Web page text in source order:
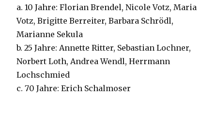
a. 10 Jahre: Florian Brendel, Nicole Votz, Maria
Votz, Brigitte Berreiter, Barbara Schrödl,
Marianne Sekula
b. 25 Jahre: Annette Ritter, Sebastian Lochner,
Norbert Loth, Andrea Wendl, Herrmann
Lochschmied
c. 70 Jahre: Erich Schalmoser